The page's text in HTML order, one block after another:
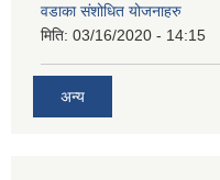
वडाका संशोधित योजनाहरु
मिति: 03/16/2020 - 14:15
अन्य